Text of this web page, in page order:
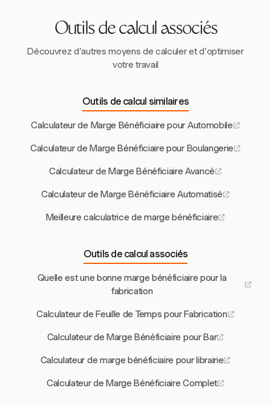
en moyenne 50 100 $ par employé par an, rendant
les stratégies de conformité efficaces essentielles.
Outils de calcul associés
Découvrez d'autres moyens de calculer et d'optimiser
votre travail
Outils de calcul similaires
Calculateur de Marge Bénéficiaire pour Automobile
Calculateur de Marge Bénéficiaire pour Boulangerie
Calculateur de Marge Bénéficiaire Avancé
Calculateur de Marge Bénéficiaire Automatisé
Meilleure calculatrice de marge bénéficiaire
Outils de calcul associés
Quelle est une bonne marge bénéficiaire pour la
fabrication
Calculateur de Feuille de Temps pour Fabrication
Calculateur de Marge Bénéficiaire pour Bar
Calculateur de marge bénéficiaire pour librairie
Calculateur de Marge Bénéficiaire Complet